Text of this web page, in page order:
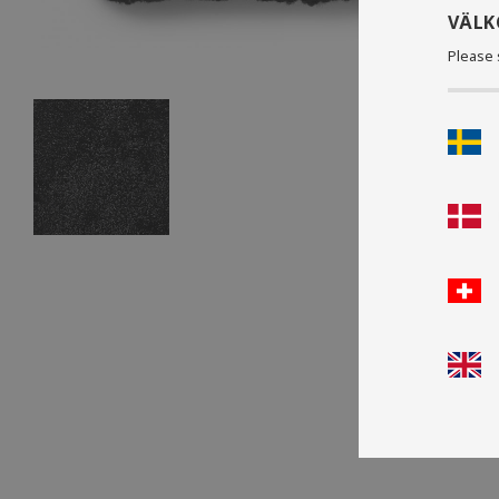
Please